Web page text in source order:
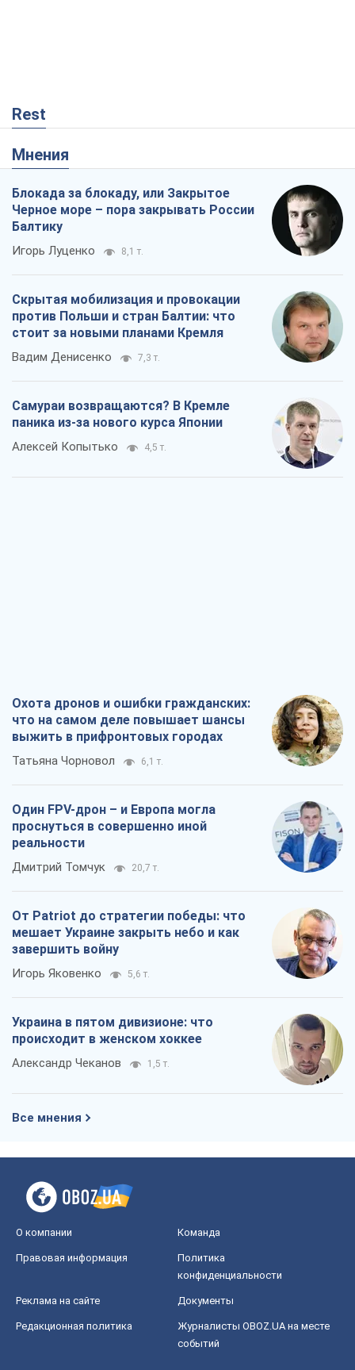
Rest
Мнения
Блокада за блокаду, или Закрытое
Черное море – пора закрывать России
Балтику
Игорь Луценко 8,1 т.
Скрытая мобилизация и провокации
против Польши и стран Балтии: что
стоит за новыми планами Кремля
Вадим Денисенко 7,3 т.
Самураи возвращаются? В Кремле
паника из-за нового курса Японии
Алексей Копытько 4,5 т.
Охота дронов и ошибки гражданских:
что на самом деле повышает шансы
выжить в прифронтовых городах
Татьяна Чорновол 6,1 т.
Один FPV-дрон – и Европа могла
проснуться в совершенно иной
реальности
Дмитрий Томчук 20,7 т.
От Patriot до стратегии победы: что
мешает Украине закрыть небо и как
завершить войну
Игорь Яковенко 5,6 т.
Украина в пятом дивизионе: что
происходит в женском хоккее
Александр Чеканов 1,5 т.
Все мнения
О компании Команда
Правовая информация
Политика
конфиденциальности
Реклама на сайте Документы
Редакционная политика
Журналисты OBOZ.UA на месте
событий